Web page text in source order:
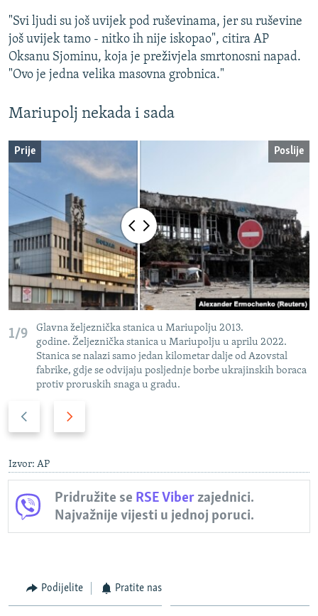
"Svi ljudi su još uvijek pod ruševinama, jer su ruševine
još uvijek tamo - nitko ih nije iskopao", citira AP
Oksanu Sjominu, koja je preživjela smrtonosni napad.
"Ovo je jedna velika masovna grobnica."
Mariupolj nekada i sada
Prije Poslije
1/9
Glavna željeznička stanica u Mariupolju 2013.
godine. Željeznička stanica u Mariupolju u aprilu 2022.
Stanica se nalazi samo jedan kilometar dalje od Azovstal
fabrike, gdje se odvijaju posljednje borbe ukrajinskih boraca
protiv proruskih snaga u gradu.
t
h
n
a
d
n
s
j
d
Izvor: AP
Pridružite se RSE Viberzajednici.
Najvažnije vijesti u jednoj poruci.
Podijelite Pratite nas